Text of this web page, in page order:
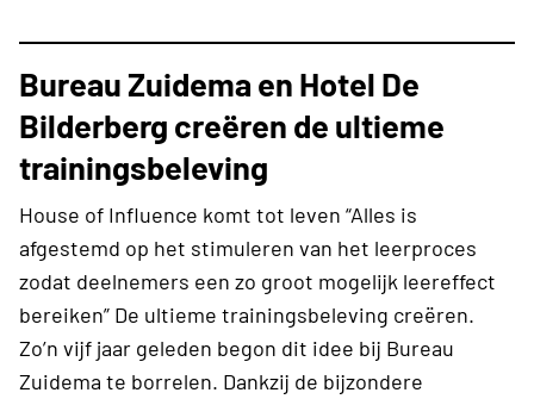
Bureau Zuidema en Hotel De
Bilderberg creëren de ultieme
trainingsbeleving
House of Influence komt tot leven “Alles is
afgestemd op het stimuleren van het leerproces
zodat deelnemers een zo groot mogelijk leereffect
bereiken” De ultieme trainingsbeleving creëren.
Zo’n vijf jaar geleden begon dit idee bij Bureau
Zuidema te borrelen. Dankzij de bijzondere